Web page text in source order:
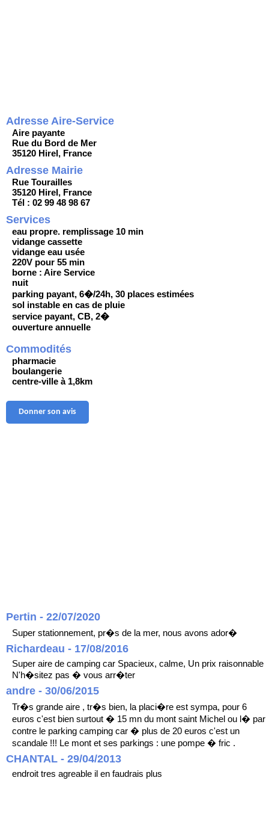
Adresse Aire-Service
Aire payante
Rue du Bord de Mer
35120 Hirel, France
Adresse Mairie
Rue Tourailles
35120 Hirel, France
Tél : 02 99 48 98 67
Services
eau propre. remplissage 10 min
vidange cassette
vidange eau usée
220V pour 55 min
borne : Aire Service
nuit
parking payant, 6�/24h, 30 places estimées
sol instable en cas de pluie
service payant, CB, 2�
ouverture annuelle
Commodités
pharmacie
boulangerie
centre-ville à 1,8km
Donner son avis
Pertin - 22/07/2020
Super stationnement, pr�s de la mer, nous avons ador�
Richardeau - 17/08/2016
Super aire de camping car Spacieux, calme, Un prix raisonnable
N'h�sitez pas � vous arr�ter
andre - 30/06/2015
Tr�s grande aire , tr�s bien, la placi�re est sympa, pour 6
euros c'est bien surtout � 15 mn du mont saint Michel ou l� par
contre le parking camping car � plus de 20 euros c'est un
scandale !!! Le mont et ses parkings : une pompe � fric .
CHANTAL - 29/04/2013
endroit tres agreable il en faudrais plus